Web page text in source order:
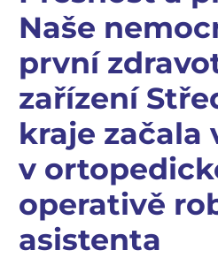
Naše
první
zařízení
kraje začala
v
operativě
asistenta